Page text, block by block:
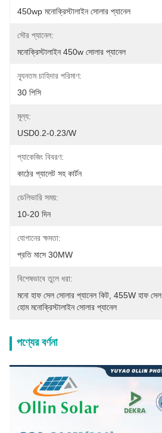
450wp মনোক্রিস্টালাইন সোলার প্যানেল
সৌর প্যানেল:
মনোক্রিস্টালাইন 450w সোলার প্যানেল
ন্যূনতম চাহিদার পরিমাণ:
30 পিসি
মূল্য:
USD0.2-0.23/w
প্যাকেজিং বিবরণ:
কাঠের প্যালেট সহ কার্টন
ডেলিভারি সময়:
10-20 দিন
যোগানের ক্ষমতা:
প্রতি মাসে 30MW
বিশেষভাবে তুলে ধরা:
মনো হাফ সেল সোলার প্যানেল কিট 455W হাফ সেল
হোম মনোক্রিস্টালাইন সোলার প্যানেল
পণ্যের বর্ণনা